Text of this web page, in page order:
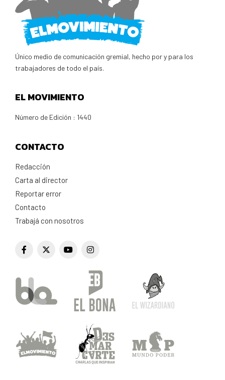
Único medio de comunicación gremial, hecho por y para los
trabajadores de todo el país.
EL MOVIMIENTO
Número de Edición : 1440
CONTACTO
Redacción
Carta al director
Reportar error
Contacto
Trabajá con nosotros